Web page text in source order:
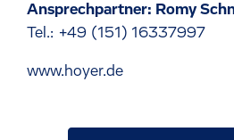
Ansprechpartner: Romy
Tel.: +49 (151) 16337997
www.hoyer.de